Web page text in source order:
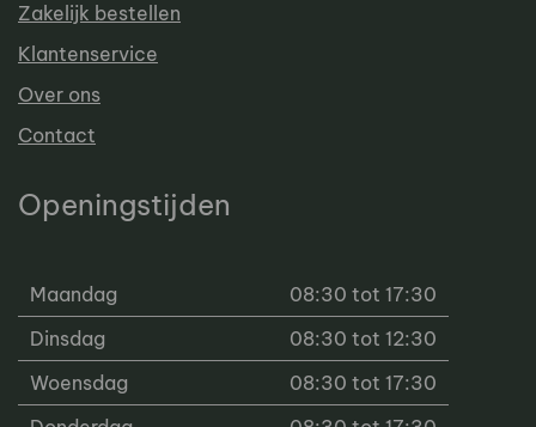
Zakelijk bestellen
Klantenservice
Over ons
Contact
Openingstijden
Maandag
08:30 tot 17:30
Dinsdag
08:30 tot 12:30
Woensdag
08:30 tot 17:30